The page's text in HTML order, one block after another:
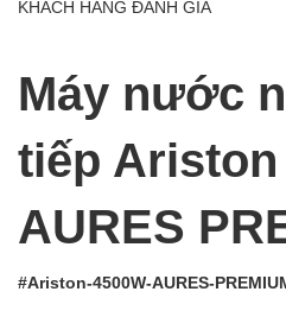
KHÁCH HÀNG ĐÁNH GIÁ
Máy nước
tiếp Ariston
AURES
#Ariston-4500W-AURES-